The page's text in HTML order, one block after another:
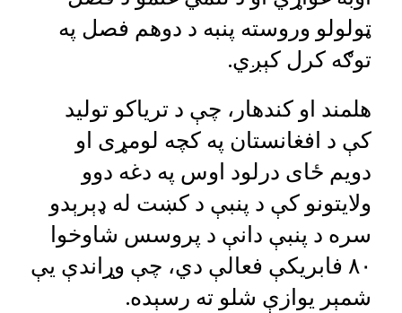
ټولولو وروسته پنبه د دوهم فصل په
توګه کرل کېږي.
هلمند او کندهار، چې د تریاکو تولید
کې د افغانستان په کچه لومړی او
دویم ځای درلود اوس په دغه دوو
ولایتونو کې د پنبې د کښت له ډېرېدو
سره د پنبې دانې د پروسس شاوخوا
۸۰ فابریکې فعالې دي، چې وړاندې یې
شمېر یوازې شلو ته رسېده.